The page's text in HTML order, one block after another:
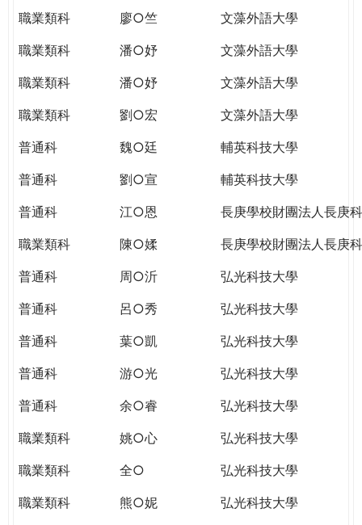
職業類科 廖○竺
文藻外語大學
職業類科
潘○妤
文藻外語大學
職業類科
潘○妤
文藻外語大學
職業類科
劉○宏
文藻外語大學
普通科
魏○廷
輔英科技大學
普通科
劉○宣
輔英科技大學
普通科
江○恩
長庚學校財團法人長庚
職業類科
陳○媃
長庚學校財團法人長庚
普通科
周○沂
弘光科技大學
普通科
呂○秀
弘光科技大學
普通科
葉○凱
弘光科技大學
普通科
游○光
弘光科技大學
普通科
余○睿
弘光科技大學
職業類科
姚○心
弘光科技大學
職業類科
全○
弘光科技大學
職業類科
熊○妮
弘光科技大學